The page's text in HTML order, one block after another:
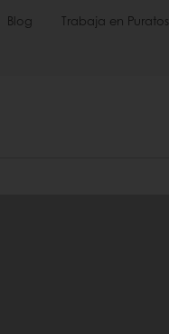
Blog Trabaja en Puratos